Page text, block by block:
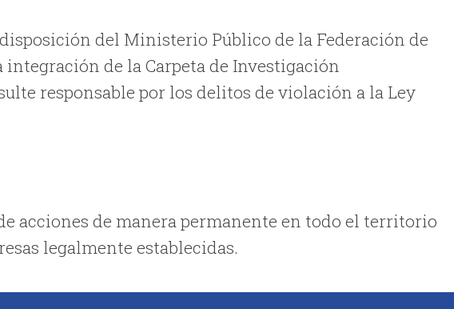
del Ministerio Público de la Federación de
de la Carpeta de Investigación
responsable por los delitos de violación a la Ley
acciones de manera permanente en todo el territorio
legalmente establecidas.